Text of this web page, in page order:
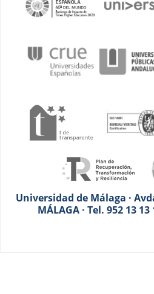
Universidad de Málaga ·
MÁLAGA · Tel. 952 13